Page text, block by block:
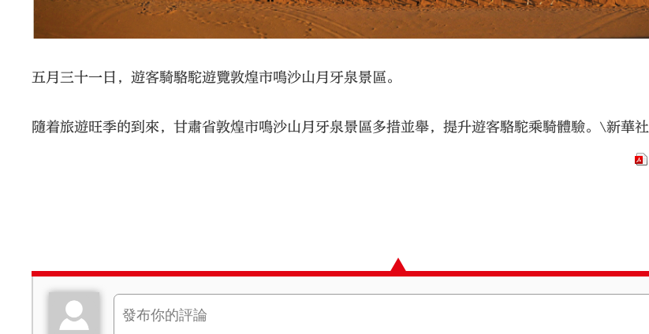
五月三十一日，遊客騎駱駝遊覽敦煌市鳴沙山月牙泉景區。
隨着旅遊旺季的到來，甘肅省敦煌市鳴沙山月牙泉景區多措並舉，提升遊客駱駝乘騎體驗。\新華社